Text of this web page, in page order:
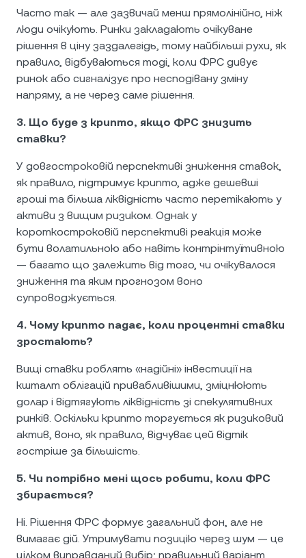
Часто так — але зазвичай менш прямолінійно, ніж
люди очікують. Ринки закладають очікуване
рішення в ціну заздалегідь, тому найбільші рухи, як
правило, відбуваються тоді, коли ФРС дивує
ринок або сигналізує про несподівану зміну
напряму, а не через саме рішення.
3. Що буде з крипто, якщо ФРС знизить
ставки?
У довгостроковій перспективі зниження ставок,
як правило, підтримує крипто, адже дешевші
гроші та більша ліквідність часто перетікають у
активи з вищим ризиком. Однак у
короткостроковій перспективі реакція може
бути волатильною або навіть контрінтуїтивною
— багато що залежить від того, чи очікувалося
зниження та яким прогнозом воно
супроводжується.
4. Чому крипто падає, коли процентні ставки
зростають?
Вищі ставки роблять «надійні» інвестиції на
кшталт облігацій привабливішими, зміцнюють
долар і відтягують ліквідність зі спекулятивних
ринків. Оскільки крипто торгується як ризиковий
актив, воно, як правило, відчуває цей відтік
гостріше за більшість.
5. Чи потрібно мені щось робити, коли ФРС
збирається?
Ні. Рішення ФРС формує загальний фон, але не
вимагає дій. Утримувати позицію через шум — це
цілком виправданий вибір; правильний варіант